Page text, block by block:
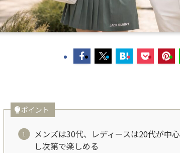
ポイント
メンズは30代、レディースは20代が中
し次第で楽しめる